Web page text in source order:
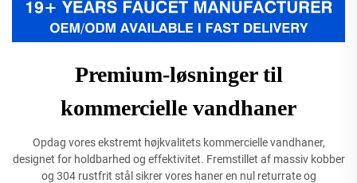
Premium-løsninger til
kommercielle vandhaner
Opdag vores ekstremt højkvalitets kommercielle vandhaner,
designet for holdbarhed og effektivitet. Fremstillet af massiv kobber
og 304 rustfrit stål sikrer vores haner en nul returrate og